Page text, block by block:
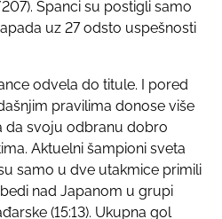
Španci su postigli samo
uz 27 odsto uspešnosti
odvela do titule. I pored
pravilima donose više
da svoju odbranu dobro
Aktuelni šampioni sveta
samo u dve utakmice primili
nad Japanom u grupi
(15:13). Ukupna gol